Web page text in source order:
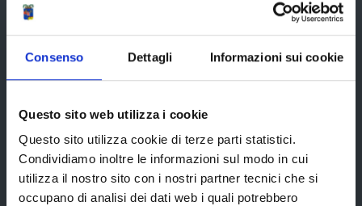
Consenso Dettagli Informazioni sui cookie
Questo sito web utilizza i cookie
Questo sito utilizza cookie di terze parti statistici.
Condividiamo inoltre le informazioni sul modo in cui
utilizza il nostro sito con i nostri partner tecnici che si
occupano di analisi dei dati web i quali potrebbero
Storia della Provincia
Bandi e avvisi
Bandi di gara